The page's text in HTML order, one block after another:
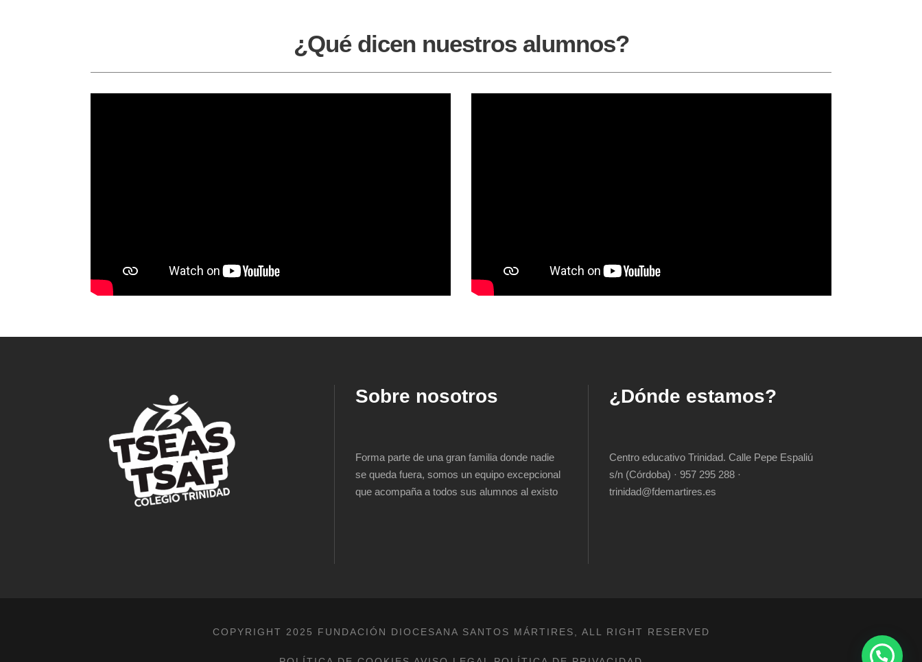
¿Qué dicen nuestros alumnos?
Sobre nosotros
Forma parte de una gran familia donde nadie
se queda fuera, somos un equipo excepcional
que acompaña a todos sus alumnos al existo
¿Dónde estamos?
Centro educativo Trinidad. Calle Pepe Espaliú
s/n (Córdoba) · 957 295 288 ·
trinidad@fdemartires.es
COPYRIGHT 2025 FUNDACIÓN DIOCESANA SANTOS MÁRTIRES, ALL RIGHT RESERVED